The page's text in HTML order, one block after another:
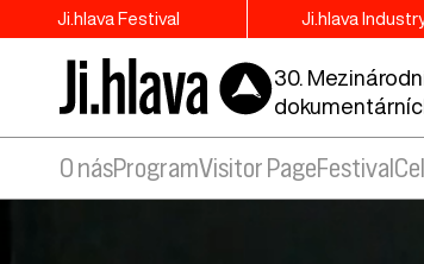
Ji.hlava Festival Ji.hlava
30.
O násProgramVisitor PageFestival